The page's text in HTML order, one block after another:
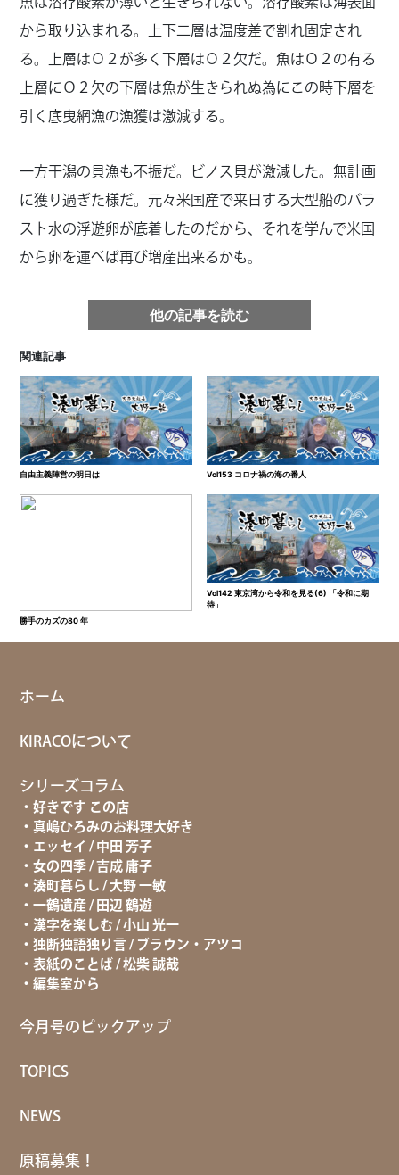
から取り込まれる。上下二層は温度差で割れ固定され
る。上層はＯ２が多く下層はＯ２欠だ。魚はＯ２の有る
上層にＯ２欠の下層は魚が生きられぬ為にこの時下層を
引く底曳網漁の漁獲は激減する。
一方干潟の貝漁も不振だ。ビノス貝が激減した。無計画
に獲り過ぎた様だ。元々米国産で来日する大型船のバラ
スト水の浮遊卵が底着したのだから、それを学んで米国
から卵を運べば再び増産出来るかも。
他の記事を読む
関連記事
自由主義陣営の明日は Vol153 コロナ禍の海の番人
勝手のカズの80 年
Vol142 東京湾から令和を見る(6) 「令和に期
待」
ホーム
KIRACOについて
シリーズコラム
好きです この店
真嶋ひろみのお料理大好き
エッセイ / 中田 芳子
女の四季 / 吉成 庸子
湊町暮らし / 大野 一敏
一鶴遺産 / 田辺 鶴遊
漢字を楽しむ / 小山 光一
独断独語独り言 / ブラウン・アツコ
表紙のことば / 松柴 誠哉
編集室から
今月号のピックアップ
TOPICS
NEWS
原稿募集！